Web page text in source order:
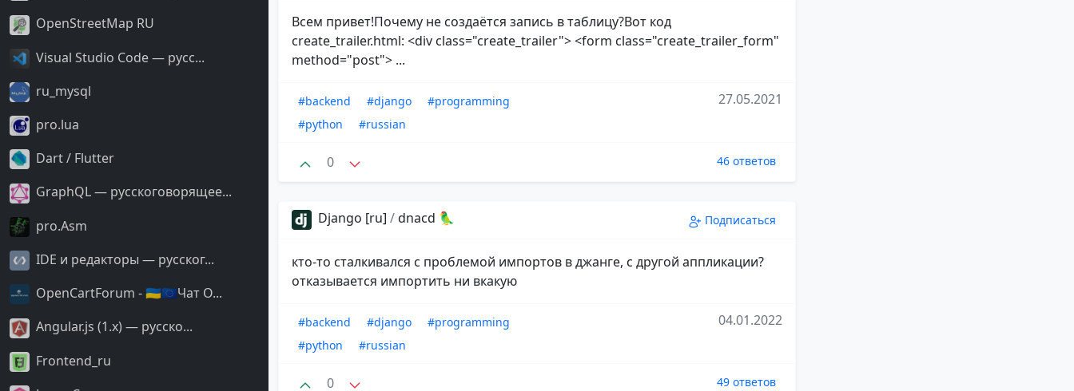
OpenStreetMap RU
Visual Studio Code — русс...
ru_mysql
pro.lua
Dart / Flutter
GraphQL — русскоговорящее...
pro.Asm
IDE и редакторы — русског...
OpenCartForum - 🇺🇦🇪🇺Чат O...
Angular.js (1.x) — русско...
Frontend_ru
Всем привет!Почему не создаётся запись в таблицу?Вот код
create_trailer.html: <div class="create_trailer"> <form class="create_trailer_form"
method="post"> ...
#backend #django
#programming
#python
#russian
27.05.2021
0 46 ответов
Django [ru] /dnacd 🦜 Подписаться
кто-то сталкивался с проблемой импортов в джанге, с другой аппликации?
отказывается импортить ни вкакую
#backend #django
#programming
#python
#russian
04.01.2022
0 49 ответов